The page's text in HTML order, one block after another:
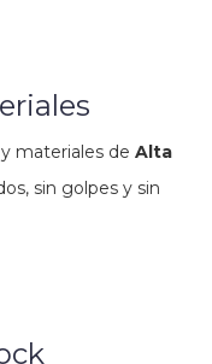
materiales de Alta
sin golpes y sin